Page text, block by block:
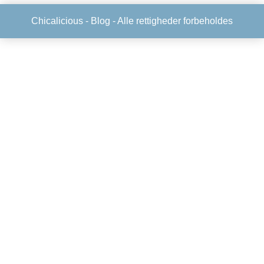
Chicalicious - Blog - Alle rettigheder forbeholdes